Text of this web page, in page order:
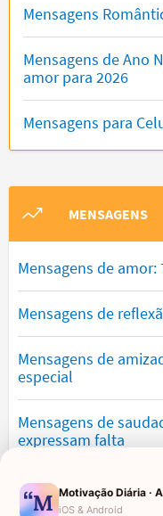
Mensagens
Mensagens de Ano
amor para 2026
Mensagens para
MENSAGENS
Mensagens de
Mensagens de
Mensagens de
especial
Mensagens de
expressam falta
Mensagens de
confiança
Motivação Diária ·
iOS & Android